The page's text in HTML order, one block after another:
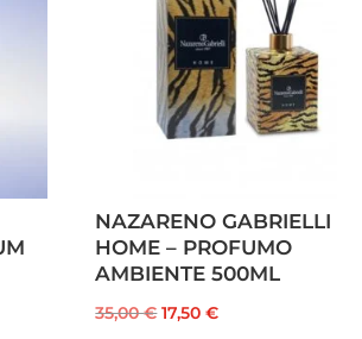
NAZARENO GABRIELLI
HOME – PROFUMO
AMBIENTE 500ML
35,00€ Il
17,50€Il